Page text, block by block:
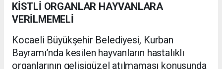
KİSTLİ ORGANLAR HAYVANLARA
VERİLMEMELİ
Kocaeli Büyükşehir Belediyesi, Kurban
Bayramı’nda kesilen hayvanların hastalıklı
organlarının gelişigüzel atılmaması konusunda